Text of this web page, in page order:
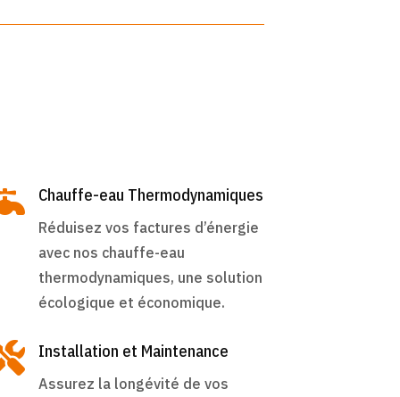
Chauffe-eau Thermodynamiques
Réduisez vos factures d’énergie
avec nos chauffe-eau
thermodynamiques, une solution
écologique et économique.
Installation et Maintenance
Assurez la longévité de vos